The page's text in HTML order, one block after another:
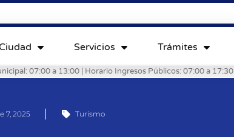
Servicios Trámites
07:00 a 13:00 | Horario Ingresos Públicos: 07:00 a 17:30
7, 2025 Turismo